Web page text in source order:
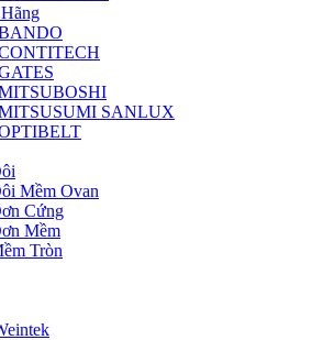
SANLUX
Mềm Ovan
Cứng
Mềm
Tròn